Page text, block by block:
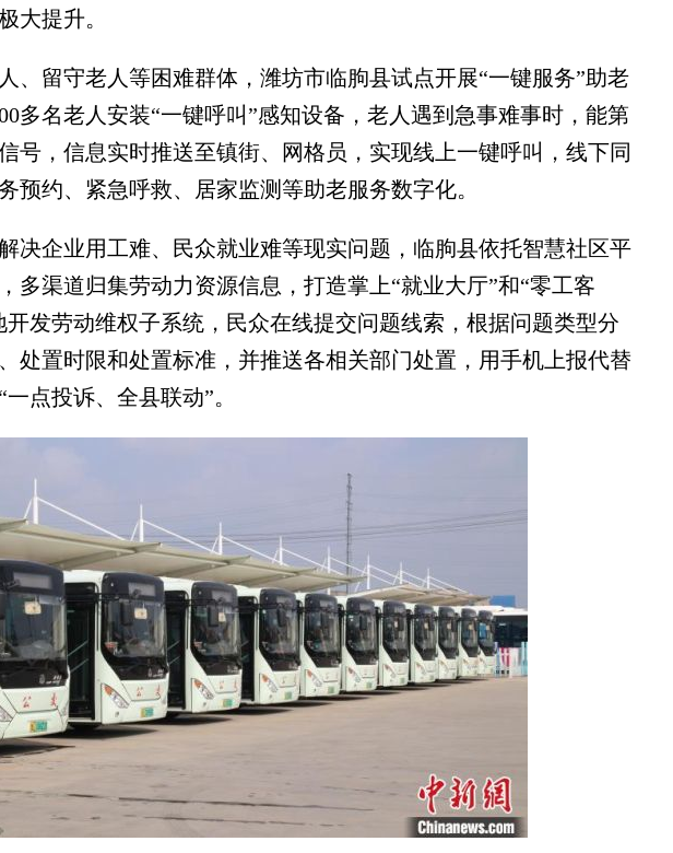
大提升。
留守老人等困难群体，潍坊市临朐县试点开展“一键服务”助老
多名老人安装“一键呼叫”感知设备，老人遇到急事难事时，能第
号，信息实时推送至镇街、网格员，实现线上一键呼叫，线下同
预约、紧急呼救、居家监测等助老服务数字化。
企业用工难、民众就业难等现实问题，临朐县依托智慧社区平
多渠道归集劳动力资源信息，打造掌上“就业大厅”和“零工客
开发劳动维权子系统，民众在线提交问题线索，根据问题类型分
处置时限和处置标准，并推送各相关部门处置，用手机上报代替
点投诉、全县联动”。